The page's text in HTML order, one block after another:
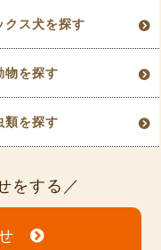
クス犬を探す
物を探す
類を探す
をする